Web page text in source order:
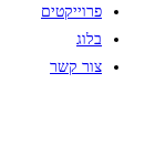
פרוייקטים
בלוג
צור קשר